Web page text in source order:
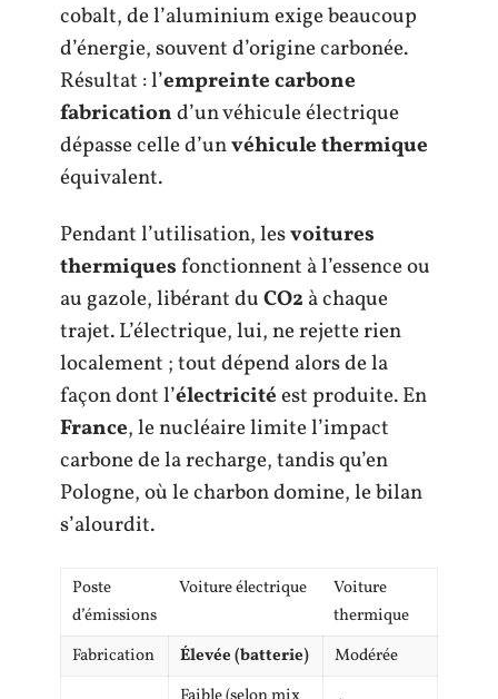
cobalt, de l’aluminium exige beaucoup
d’énergie, souvent d’origine carbonée.
Résultat : l’empreinte carbone
fabricationd’un véhicule électrique
dépasse celle d’unvéhicule thermique
équivalent.
Pendant l’utilisation, lesvoitures
thermiquesfonctionnent à l’essence ou
au gazole, libérant duCO2 à chaque
trajet. L’électrique, lui, ne rejette rien
localement ; tout dépend alors de la
façon dont l’électricitéest produite. En
France, le nucléaire limite l’impact
carbone de la recharge, tandis qu’en
Pologne, où le charbon domine, le bilan
s’alourdit.
Poste
d’émissions
Voiture électrique
Voiture
thermique
Fabrication
Élevée (batterie) Modérée